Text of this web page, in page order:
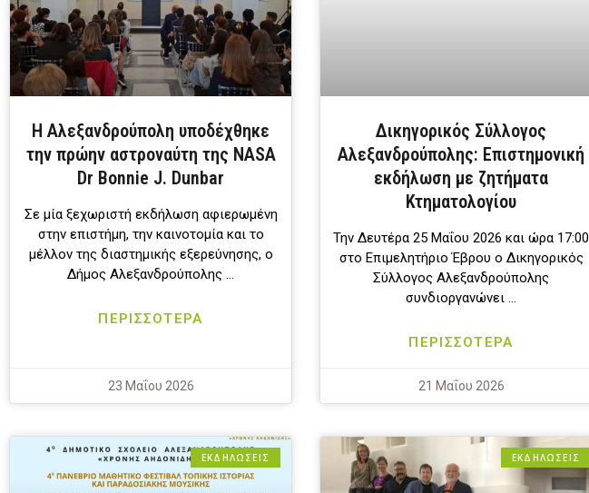
Η Αλεξανδρούπολη υποδέχθηκε
την πρώην αστροναύτη της NASA
Dr Bonnie J. Dunbar
Σε μία ξεχωριστή εκδήλωση αφιερωμένη
στην επιστήμη, την καινοτομία και το
μέλλον της διαστημικής εξερεύνησης, ο
Δήμος Αλεξανδρούπολης …
ΠΕΡΙΣΣΟΤΕΡΑ
23 Μαΐου 2026
Δικηγορικός Σύλλογος
Αλεξανδρούπολης: Επιστημονική
εκδήλωση με ζητήματα
Κτηματολογίου
Την Δευτέρα 25 Μαΐου 2026 και ώρα 17:00
στο Επιμελητήριο Έβρου ο Δικηγορικός
Σύλλογος Αλεξανδρούπολης
συνδιοργανώνει …
ΠΕΡΙΣΣΟΤΕΡΑ
21 Μαΐου 2026
ΕΚΔΗΛΩΣΕΙΣ ΕΚΔΗΛΩΣΕΙΣ